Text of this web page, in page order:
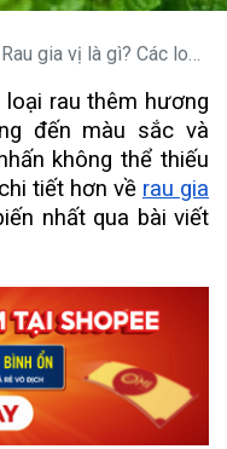
Rau gia vị là gì? Các loại rau gia vị phổ biến nhất
rau thêm hương
đến màu sắc và
không thể thiếu
tiết hơn về rau gia
nhất qua bài viết